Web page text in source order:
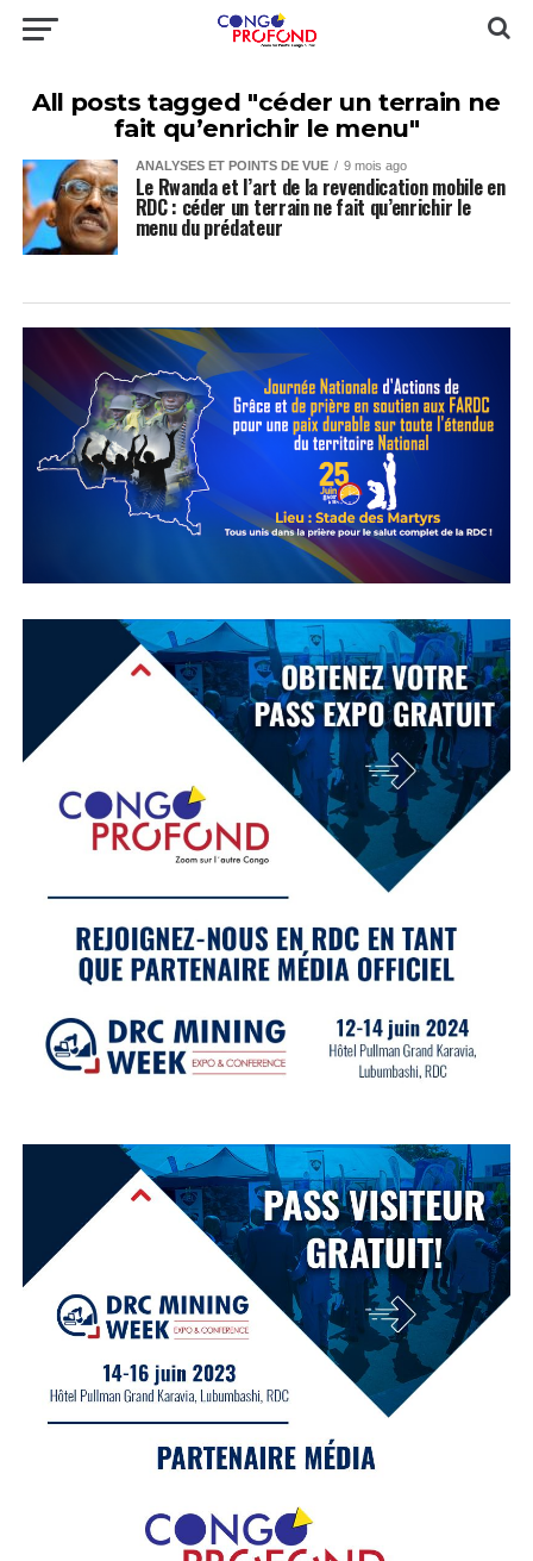
All posts tagged "céder un terrain ne
fait qu’enrichir le menu"
ANALYSES ET POINTS DE VUE 9 mois ago
Le Rwanda et l’art de la revendication mobile en
RDC : céder un terrain ne fait qu’enrichir le
menu du prédateur